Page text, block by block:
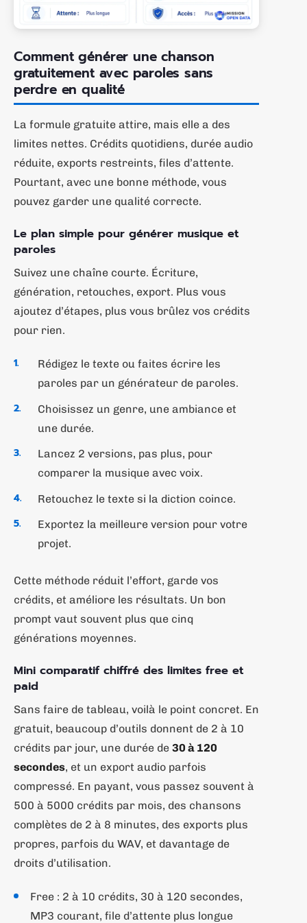
Comment générer une chanson
gratuitement avec paroles sans
perdre en qualité
La formule gratuite attire, mais elle a des
limites nettes. Crédits quotidiens, durée audio
réduite, exports restreints, files d’attente.
Pourtant, avec une bonne méthode, vous
pouvez garder une qualité correcte.
Le plan simple pour générer musique et
paroles
Suivez une chaîne courte. Écriture,
génération, retouches, export. Plus vous
ajoutez d’étapes, plus vous brûlez vos crédits
pour rien.
Rédigez le texte ou faites écrire les
paroles par un générateur de paroles.
Choisissez un genre, une ambiance et
une durée.
Lancez 2 versions, pas plus, pour
comparer la musique avec voix.
Retouchez le texte si la diction coince.
Exportez la meilleure version pour votre
projet.
Cette méthode réduit l’effort, garde vos
crédits, et améliore les résultats. Un bon
prompt vaut souvent plus que cinq
générations moyennes.
Mini comparatif chiffré des limites free et
paid
Sans faire de tableau, voilà le point concret. En
gratuit, beaucoup d’outils donnent de 2 à 10
crédits par jour, une durée de 30 à 120
secondes, et un export audio parfois
compressé. En payant, vous passez souvent à
500 à 5000 crédits par mois, des chansons
complètes de 2 à 8 minutes, des exports plus
propres, parfois du WAV, et davantage de
droits d’utilisation.
Free : 2 à 10 crédits, 30 à 120 secondes,
MP3 courant, file d’attente plus longue